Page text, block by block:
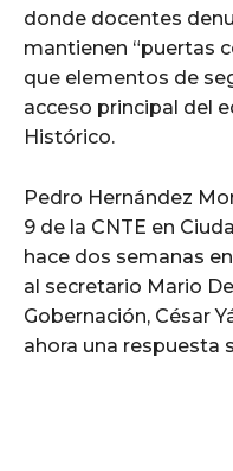
donde docentes
mantienen “puertas
que elementos de
acceso principal del
Histórico.
Pedro Hernández
9 de la CNTE en
hace dos semanas
al secretario Mario
Gobernación, César
ahora una respuesta